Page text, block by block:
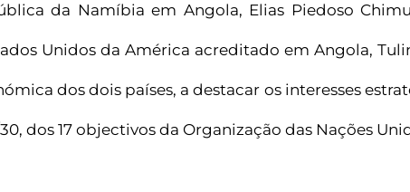
da Namíbia em Angola, Elias Piedoso
Unidos da América acreditado em Angola,
dos dois países, a destacar os interesses
dos 17 objectivos da Organização das Nações